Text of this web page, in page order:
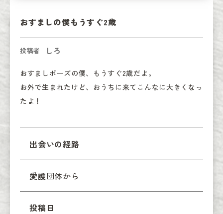
おすましの僕もうすぐ2歳
投稿者 しろ
おすましポーズの僕、もうすぐ2歳だよ。
お外で生まれたけど、おうちに来てこんなに大きくなっ
たよ！
出会いの経路
愛護団体から
投稿日